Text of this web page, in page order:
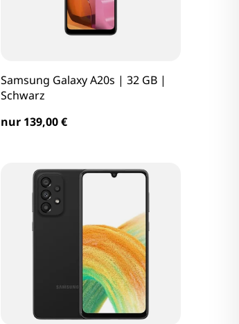
Samsung Galaxy A20s | 32 GB |
Schwarz
nur 139,00 €